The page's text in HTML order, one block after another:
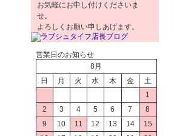
お気軽にお申し付けくださいま
せ。
よろしくお願い申しあげます。
営業日のお知らせ
8月
日
月 火 水 木 金
土
1
2
3 4 5 6 7
8
9
10 11 12 13 14
15